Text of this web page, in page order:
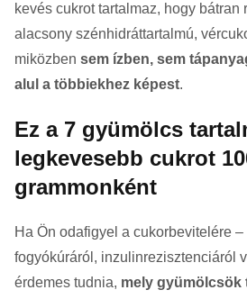
kevés cukrot tartalmaz, hogy bátran
alacsony szénhidráttartalmú,
miközben sem ízben, sem
alul a többiekhez képest.
Ez a 7 gyümölcs
legkevesebb cukrot
grammonként
Ha Ön odafigyel a cukorbevitelére
fogyókúráról, inzulinrezisztenciáról
érdemes tudnia, mely gyümölcsök